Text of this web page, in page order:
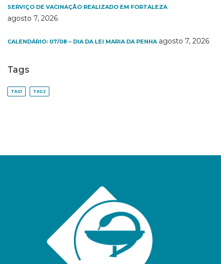
SERVIÇO DE VACINAÇÃO REALIZADO EM FORTALEZA
agosto 7, 2026
CALENDÁRIO: 07/08 – DIA DA LEI MARIA DA PENHA agosto 7, 2026
Tags
TAG1 TAG2